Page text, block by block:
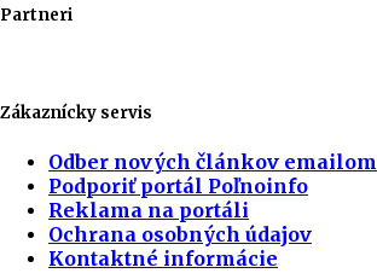
Partneri
Zákaznícky servis
Odber nových článkov emailom
Podporiť portál Poľnoinfo
Reklama na portáli
Ochrana osobných údajov
Kontaktné informácie